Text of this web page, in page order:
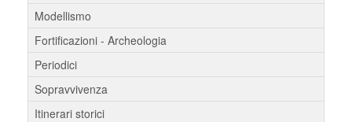
Modellismo
Fortificazioni - Archeologia
Periodici
Sopravvivenza
Itinerari storici